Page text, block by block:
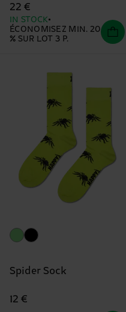
22 €
IN STOCK
ÉCONOMISEZ MIN. 20
% SUR LOT 3 P.
Spider Sock
12 €